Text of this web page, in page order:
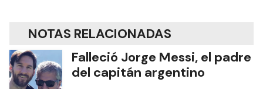
NOTAS RELACIONADAS
Falleció Jorge Messi, el padre
del capitán argentino